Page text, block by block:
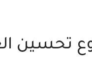
تحسين